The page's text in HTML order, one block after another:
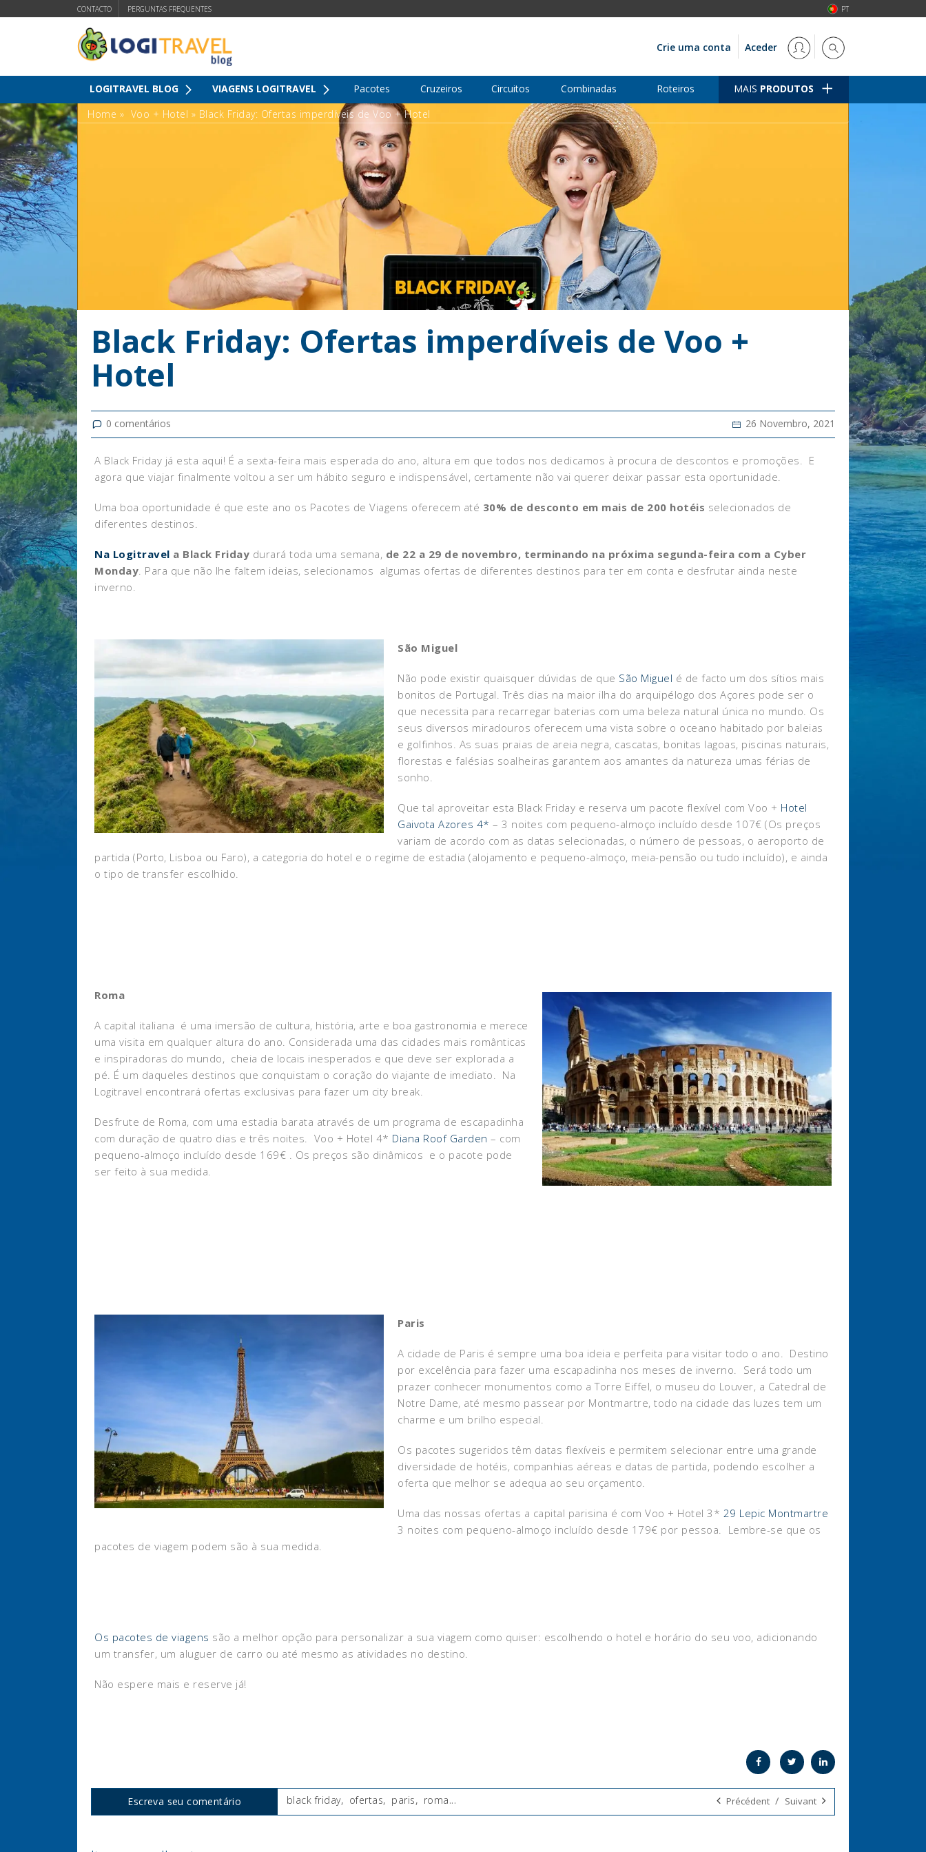
CONTACTO PERGUNTAS FREQUENTES PT
Crie uma conta Aceder
LOGITRAVEL BLOG VIAGENS LOGITRAVEL Pacotes Cruzeiros Circuitos Combinadas Roteiros MAIS PRODUTOS
Home » Voo + Hotel » Black Friday: Ofertas imperdíveis de Voo + Hotel
Black Friday: Ofertas imperdíveis de Voo +
Hotel
0 comentários 26 Novembro, 2021
A Black Friday já esta aqui! É a sexta-feira mais esperada do ano, altura em que todos nos dedicamos à procura de descontos e promoções. E
agora que viajar finalmente voltou a ser um hábito seguro e indispensável, certamente não vai querer deixar passar esta oportunidade.
Uma boa oportunidade é que este ano os Pacotes de Viagens oferecem até 30% de desconto em mais de 200 hotéis selecionados de
diferentes destinos.
Na Logitravel a Black Friday durará toda uma semana, de 22 a 29 de novembro, terminando na próxima segunda-feira com a Cyber
Monday. Para que não lhe faltem ideias, selecionamos algumas ofertas de diferentes destinos para ter em conta e desfrutar ainda neste
inverno.
São Miguel
Não pode existir quaisquer dúvidas de que São Miguel é de facto um dos sítios mais
bonitos de Portugal. Três dias na maior ilha do arquipélogo dos Açores pode ser o
que necessita para recarregar baterias com uma beleza natural única no mundo. Os
seus diversos miradouros oferecem uma vista sobre o oceano habitado por baleias
e golfinhos. As suas praias de areia negra, cascatas, bonitas lagoas, piscinas naturais,
florestas e falésias soalheiras garantem aos amantes da natureza umas férias de
sonho.
Que tal aproveitar esta Black Friday e reserva um pacote flexível com Voo + Hotel
Gaivota Azores 4* – 3 noites com pequeno-almoço incluído desde 107€ (Os preços
variam de acordo com as datas selecionadas, o número de pessoas, o aeroporto de
partida (Porto, Lisboa ou Faro), a categoria do hotel e o regime de estadia (alojamento e pequeno-almoço, meia-pensão ou tudo incluído), e ainda
o tipo de transfer escolhido.
Roma
A capital italiana é uma imersão de cultura, história, arte e boa gastronomia e merece
uma visita em qualquer altura do ano. Considerada uma das cidades mais românticas
e inspiradoras do mundo, cheia de locais inesperados e que deve ser explorada a
pé. É um daqueles destinos que conquistam o coração do viajante de imediato. Na
Logitravel encontrará ofertas exclusivas para fazer um city break.
Desfrute de Roma, com uma estadia barata através de um programa de escapadinha
com duração de quatro dias e três noites. Voo + Hotel 4* Diana Roof Garden – com
pequeno-almoço incluído desde 169€ . Os preços são dinâmicos e o pacote pode
ser feito à sua medida.
Paris
A cidade de Paris é sempre uma boa ideia e perfeita para visitar todo o ano. Destino
por excelência para fazer uma escapadinha nos meses de inverno. Será todo um
prazer conhecer monumentos como a Torre Eiffel, o museu do Louver, a Catedral de
Notre Dame, até mesmo passear por Montmartre, todo na cidade das luzes tem um
charme e um brilho especial.
Os pacotes sugeridos têm datas flexíveis e permitem selecionar entre uma grande
diversidade de hotéis, companhias aéreas e datas de partida, podendo escolher a
oferta que melhor se adequa ao seu orçamento.
Uma das nossas ofertas a capital parisina é com Voo + Hotel 3* 29 Lepic Montmartre
3 noites com pequeno-almoço incluído desde 179€ por pessoa. Lembre-se que os
pacotes de viagem podem são à sua medida.
Os pacotes de viagens são a melhor opção para personalizar a sua viagem como quiser: escolhendo o hotel e horário do seu voo, adicionando
um transfer, um aluguer de carro ou até mesmo as atividades no destino.
Não espere mais e reserve já!
Escreva seu comentário
Tags:
black friday, ofertas, paris, roma... Précédent / Suivant